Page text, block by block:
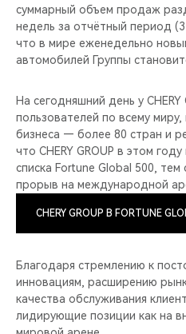
суммарный объем продаж
недель за отчётный период
что в мире еженедельно
автомобилей Группы
На сегодняшний день у
пользователей по всему
бизнеса — более 80 стран и
что CHERY GROUP в этом
списка Fortune Global 500,
прорыв на международной
CHERY GROUP В FORTUNE
Благодаря стремлению к
инновациям, расширению
качества обслуживания
лидирующие позиции как на